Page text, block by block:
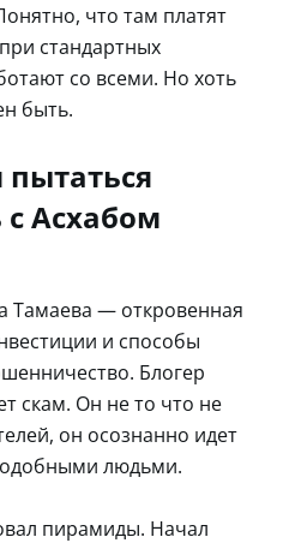
что там платят
стандартных
со всеми. Но хоть
быть.
пытаться
Асхабом
Тамаева — откровенная
и способы
Блогер
скам. Он не то что не
он осознанно идет
людьми.
пирамиды. Начал